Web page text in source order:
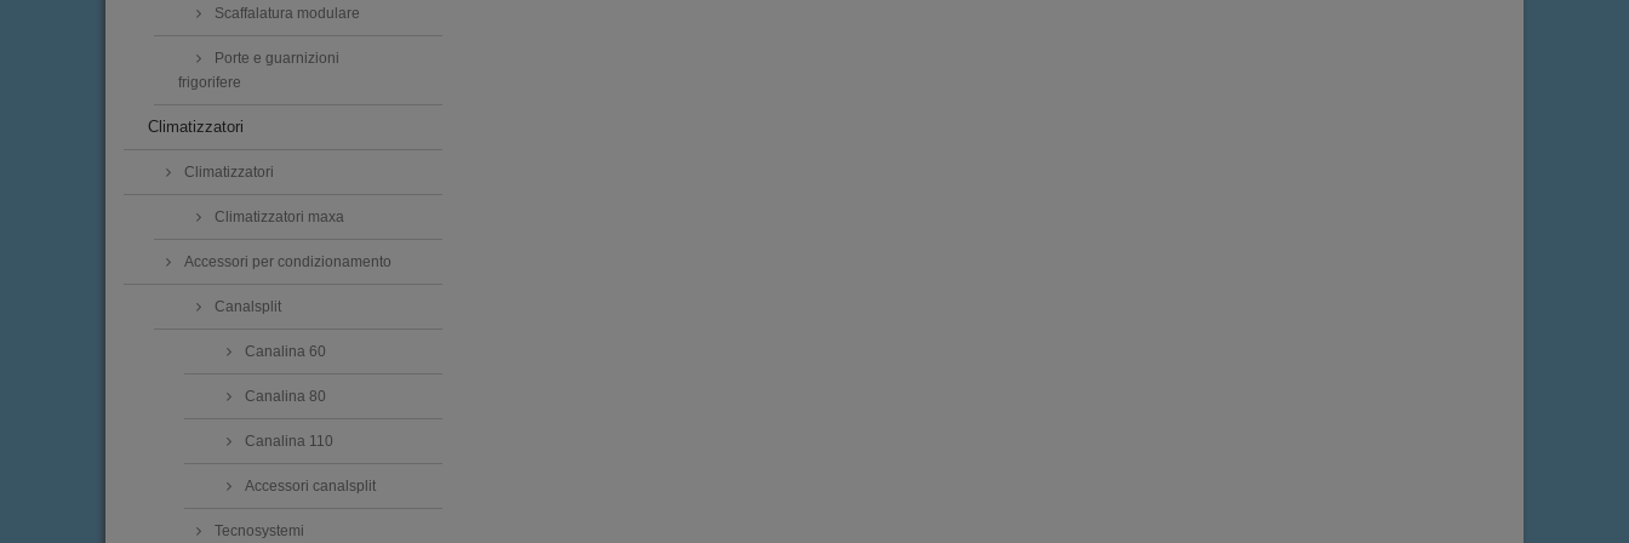
Scaffalatura modulare
Porte e guarnizioni
frigorifere
Climatizzatori
Climatizzatori
Climatizzatori maxa
Accessori per condizionamento
Canalsplit
Canalina 60
Canalina 80
Canalina 110
Accessori canalsplit
Tecnosystemi